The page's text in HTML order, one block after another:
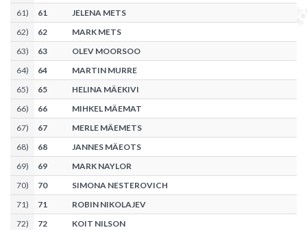
61) 61
JELENA METS
62) 62
MARK METS
63) 63
OLEV MOORSOO
64) 64
MARTIN MURRE
65) 65
HELINA MÄEKIVI
66) 66
MIHKEL MÄEMAT
67) 67
MERLE MÄEMETS
68) 68
JANNES MÄEOTS
69) 69
MARK NAYLOR
70) 70
SIMONA NESTEROVICH
71) 71
ROBIN NIKOLAJEV
72) 72
KOIT NILSON